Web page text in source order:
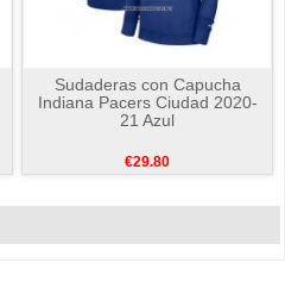
Sudaderas con Capucha
Indiana Pacers Ciudad 2020-
21 Azul
€29.80